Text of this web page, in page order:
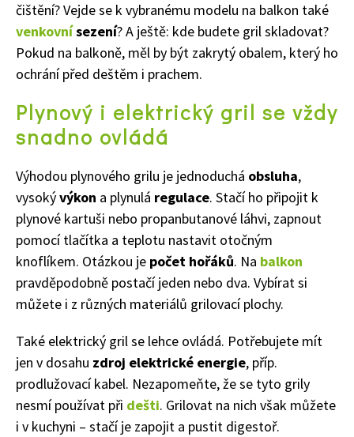
čištění? Vejde se k vybranému modelu na balkon také
venkovnísezení? A ještě: kde budete gril skladovat?
Pokud na balkoně, měl by být zakrytý obalem, který ho
ochrání před deštěm i prachem.
Plynový i elektrický gril se vždy
snadno ovládá
Výhodou plynového grilu je jednoduchá obsluha,
vysokývýkon a plynulá regulace. Stačí ho připojit k
plynové kartuši nebo propanbutanové láhvi, zapnout
pomocí tlačítka a teplotu nastavit otočným
knoflíkem. Otázkou je počet hořáků. Na balkon
pravděpodobně postačí jeden nebo dva. Vybírat si
můžete i z různých materiálů grilovací plochy.
Také elektrický gril se lehce ovládá. Potřebujete mít
jen v dosahu zdroj elektrické energie, příp.
prodlužovací kabel. Nezapomeňte, že se tyto grily
nesmí používat při dešti. Grilovat na nich však můžete
i v kuchyni – stačí je zapojit a pustit digestoř.